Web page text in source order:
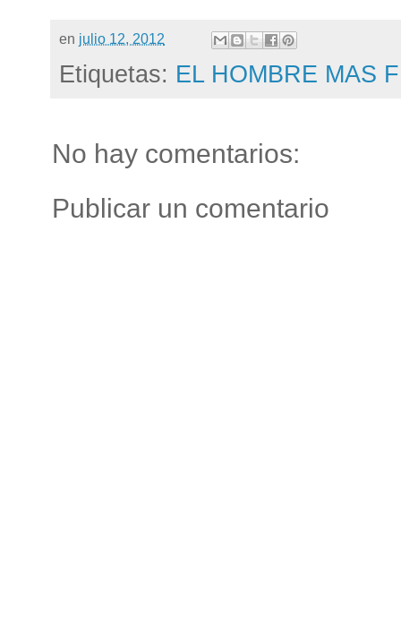
en julio 12, 2012
Etiquetas: EL HOMBRE MAS
No hay comentarios:
Publicar un comentario